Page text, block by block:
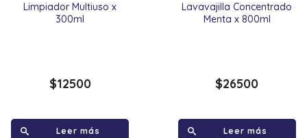
Limpiador Multiuso x
300ml
$12500
Leer más
Lavavajilla Concentrado
Menta x 800ml
$26500
Leer más